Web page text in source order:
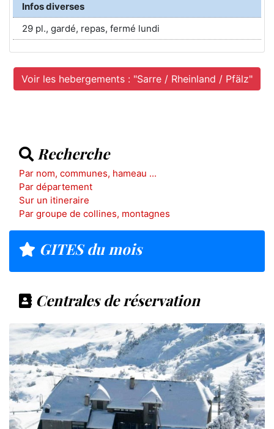
Infos diverses
29 pl., gardé, repas, fermé lundi
Voir les hebergements : "Sarre / Rheinland / Pfälz"
Recherche
Par nom, communes, hameau ...
Par département
Sur un itineraire
Par groupe de collines, montagnes
GITES du mois
Centrales de réservation